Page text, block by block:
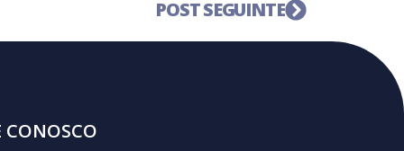
POST SEGUINTE
CONOSCO